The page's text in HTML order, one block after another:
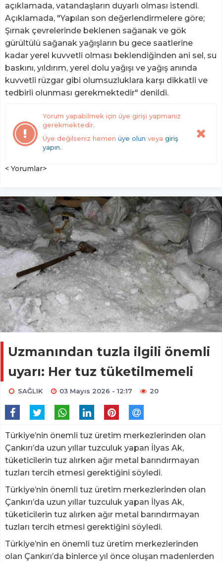
açıklamada, vatandaşların duyarlı olması istendi.
Açıklamada, "Yapılan son değerlendirmelere göre;
Şırnak çevrelerinde beklenen sağanak ve gök
gürültülü sağanak yağışların bu gece saatlerine
kadar yerel kuvvetli olması beklendiğinden ani sel, su
baskını, yıldırım, yerel dolu yağışı ve yağış anında
kuvvetli rüzgar gibi olumsuzluklara karşı dikkatli ve
tedbirli olunması gerekmektedir" denildi.
Yorum yapabilmek için üye girişi yapmanız
gerekmektedir.
Üye değilseniz hemen üye olun veya giriş
yapın..
< Yorumlar>
Uzmanından tuzla ilgili önemli
uyarı: Her tuz tüketilmemeli
SAĞLIK 03 Mayıs 2026 - 12:17 20
Türkiye’nin önemli tuz üretim merkezlerinden olan
Çankırı’da uzun yıllar tuzculuk yapan İlyas Ak,
tüketicilerin tuz alırken ağır metal barındırmayan
tuzları tercih etmesi gerektiğini söyledi.
Türkiye’nin önemli tuz üretim merkezlerinden olan
Çankırı’da uzun yıllar tuzculuk yapan İlyas Ak,
tüketicilerin tuz alırken ağır metal barındırmayan
tuzları tercih etmesi gerektiğini söyledi.
Türkiye’nin en önemli tuz üretim merkezlerinden
olan Çankırı’da binlerce yıl önce oluşan madenlerden